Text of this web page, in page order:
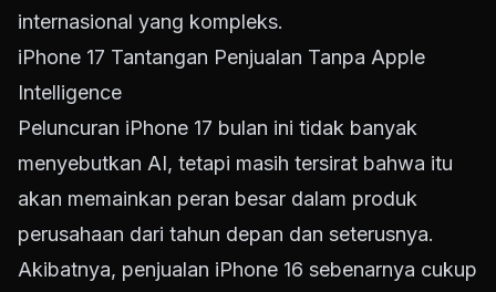
internasional yang kompleks.
iPhone 17 Tantangan Penjualan Tanpa Apple
Intelligence
Peluncuran iPhone 17 bulan ini tidak banyak
menyebutkan AI, tetapi masih tersirat bahwa itu
akan memainkan peran besar dalam produk
perusahaan dari tahun depan dan seterusnya.
Akibatnya, penjualan iPhone 16 sebenarnya cukup